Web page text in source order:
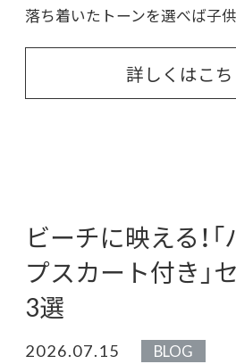
落ち着いたトーンを選べば子
詳しくはこち
ビーチに映える！
プスカート付き」
3選
2026.07.15 BLOG